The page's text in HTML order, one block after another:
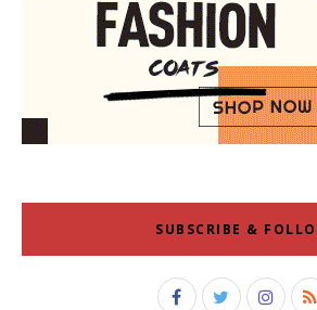
SUBSCRIBE &